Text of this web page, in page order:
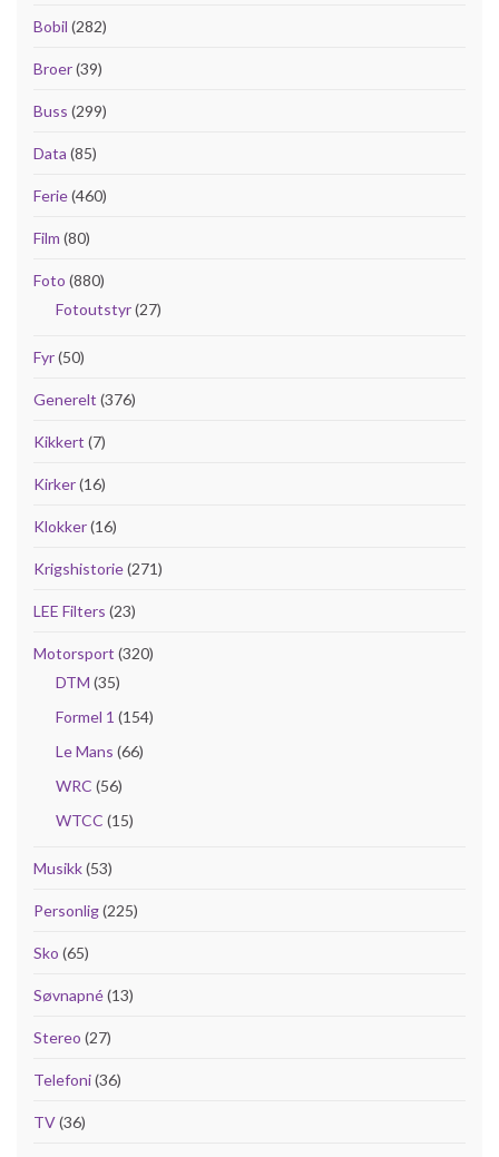
Bobil (282)
Broer(39)
Buss (299)
Data (85)
Ferie(460)
Film (80)
Foto (880)
Fotoutstyr(27)
Fyr(50)
Generelt (376)
Kikkert (7)
Kirker(16)
Klokker(16)
Krigshistorie(271)
LEE Filters (23)
Motorsport (320)
DTM (35)
Formel 1 (154)
Le Mans (66)
WRC (56)
WTCC (15)
Musikk(53)
Personlig(225)
Sko (65)
Søvnapné(13)
Stereo (27)
Telefoni(36)
TV(36)